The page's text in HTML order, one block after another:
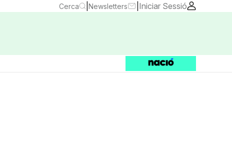
Cerca Newsletters Iniciar Sessió